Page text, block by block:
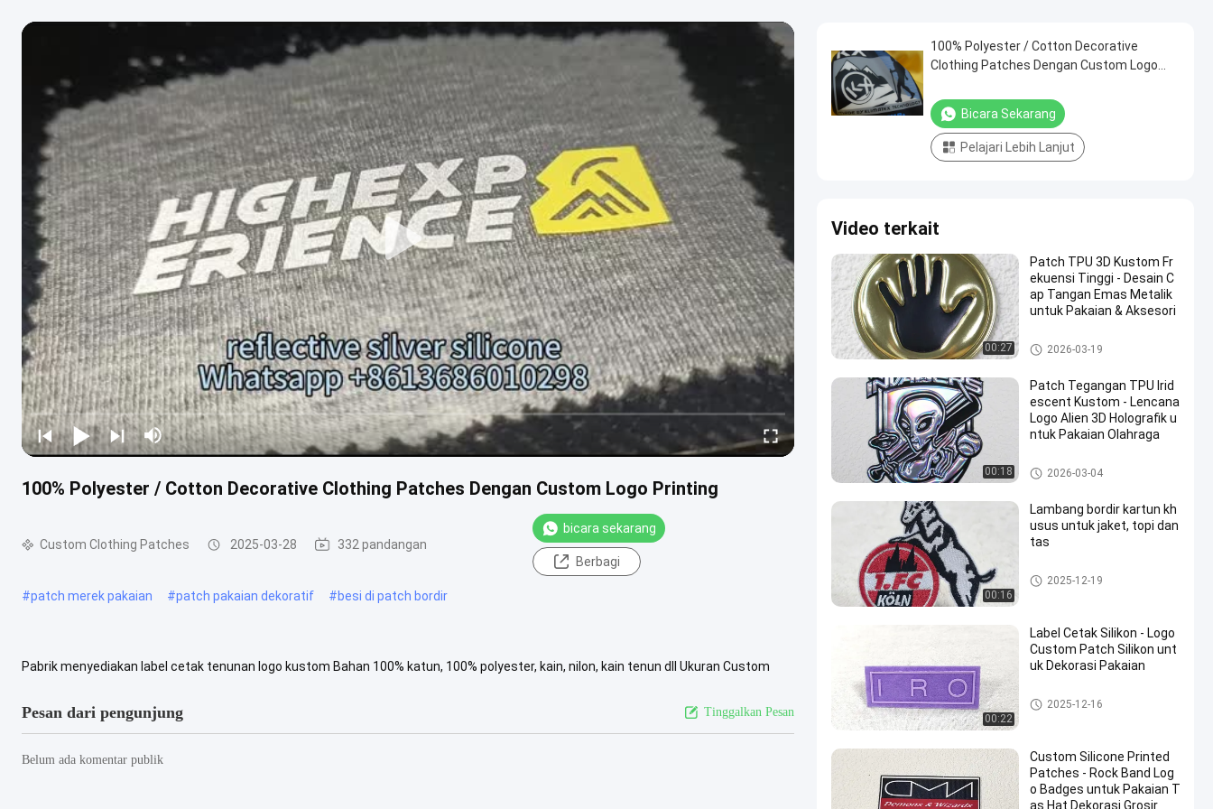
100% Polyester / Cotton Decorative Clothing Patches Dengan Custom Logo Printing
Custom Clothing Patches 2025-03-28 332 pandangan
bicara sekarang
Berbagi
#patch merek pakaian #patch pakaian dekoratif #besi di patch bordir
Pabrik menyediakan label cetak tenunan logo kustom Bahan 100% katun, 100% polyester, kain, nilon, kain tenun dll Ukuran Custom
Pesan dari pengunjung Tinggalkan Pesan
Belum ada komentar publik
100% Polyester / Cotton Decorative
Clothing Patches Dengan Custom Logo
Bicara Sekarang
Pelajari Lebih Lanjut
Video terkait
00:27
Patch TPU 3D Kustom Fr
ekuensi Tinggi - Desain C
ap Tangan Emas Metalik
untuk Pakaian & Aksesori
Custom Clothing Patches
2026-03-19
00:18
Patch Tegangan TPU Irid
escent Kustom - Lencana
Logo Alien 3D Holografik u
ntuk Pakaian Olahraga
Custom Clothing Patches
2026-03-04
00:16
Lambang bordir kartun kh
usus untuk jaket, topi dan
tas
Custom Clothing Patches
2025-12-19
00:22
Label Cetak Silikon - Logo
Custom Patch Silikon unt
uk Dekorasi Pakaian
Custom Clothing Patches
2025-12-16
Custom Silicone Printed
Patches - Rock Band Log
o Badges untuk Pakaian T
as Hat Dekorasi Grosir